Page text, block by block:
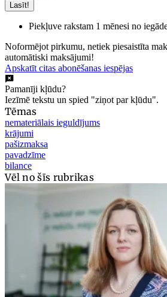
Lasīt!
Piekļuve rakstam 1 mēnesi no
Noformējot pirkumu, netiek piesaistīta
automātiski maksājumi!
Apskatīt citas abonēšanas iespējas
Pamanīji kļūdu?
Iezīmē tekstu un spied "ziņot par kļūdu".
Tēmas
nemateriālais ieguldījums
krājumi
pašizmaksa
pavadzīme
bilance
Vēl no šīs rubrikas